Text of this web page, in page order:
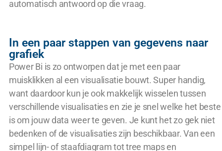
automatisch antwoord op die vraag.
In een paar stappen van gegevens naar
grafiek
Power Bi is zo ontworpen dat je met een paar
muisklikken al een visualisatie bouwt. Super handig,
want daardoor kun je ook makkelijk wisselen tussen
verschillende visualisaties en zie je snel welke het beste
is om jouw data weer te geven. Je kunt het zo gek niet
bedenken of de visualisaties zijn beschikbaar. Van een
simpel lijn- of staafdiagram tot tree maps en